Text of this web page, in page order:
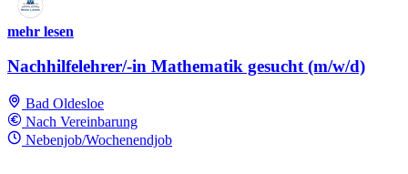
mehr lesen
Nachhilfelehrer/-in Mathematik gesucht (m/w/d)
Bad Oldesloe
Nach Vereinbarung
Nebenjob/Wochenendjob